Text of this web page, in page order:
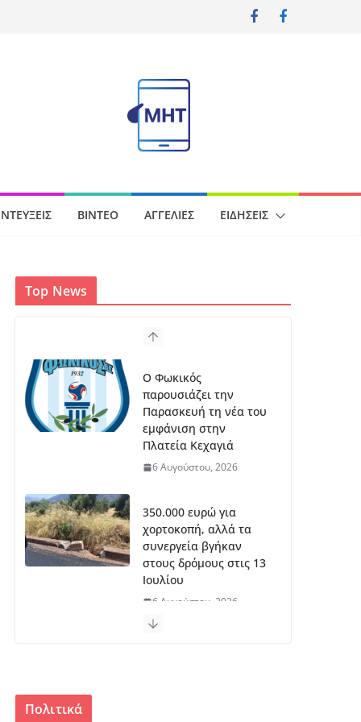
ΒΊΝΤΕΟ ΑΓΓΕΛΊΕΣ ΕΙΔΉΣΕΙΣ
Top News
Ο Φωκικός
παρουσιάζει την
Παρασκευή τη νέα του
εμφάνιση στην
Πλατεία Κεχαγιά
6 Αυγούστου, 2026
350.000 ευρώ για
χορτοκοπή, αλλά τα
συνεργεία βγήκαν
στους δρόμους στις 13
Ιουλίου
6 Αυγούστου, 2026
Πολιτικά